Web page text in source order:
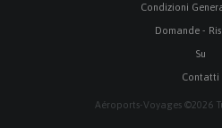
Condizioni
Domande -
Su
Contatti
Aéroports-Voyages ©2026